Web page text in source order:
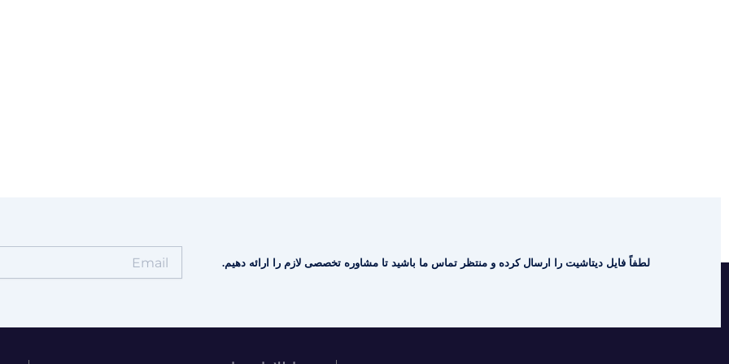
لطفاً فایل دیتاشیت را ارسال کرده و منتظر تماس ما باشید تا مشاوره تخصصی لازم را ارائه دهیم.